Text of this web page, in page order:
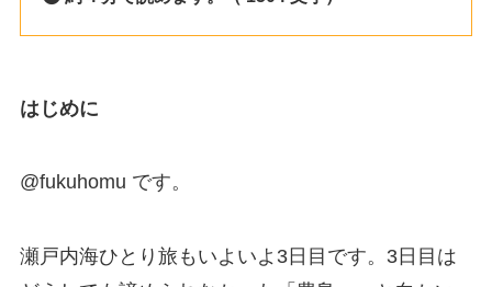
はじめに
@fukuhomu です。
瀬戸内海ひとり旅もいよいよ3日目です。3日目は